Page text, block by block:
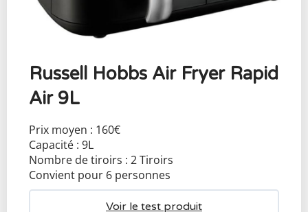
Russell Hobbs Air Fryer Rapid
Air 9L
Prix moyen : 160€
Capacité : 9L
Nombre de tiroirs : 2 Tiroirs
Convient pour 6 personnes
Voir le test produit